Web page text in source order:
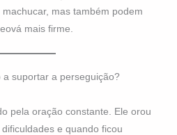
mas também podem
mais firme.
suportar a perseguição?
pela oração constante. Ele orou
e quando ficou